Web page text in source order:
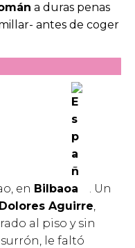
a duras penas
antes de coger
en Bilbao
. Un
Dolores Aguirre
al piso y sin
le faltó